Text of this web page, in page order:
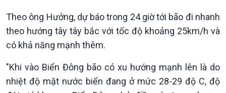
Sức sống hàng Việt
Khởi nghiệp
Tuyên chiến với gian lận
thương mại
Biển đảo Việt Nam
Tâm tình biên giới và hải
đảo
Theo ông Hưởng, dự báo trong 24 giờ tới bão đi nhanh
theo hướng tây tây bắc với tốc độ khoảng 25km/h và
có khả năng mạnh thêm.
"Khi vào Biển Đông bão có xu hướng mạnh lên là do
nhiệt độ mặt nước biển đang ở mức 28-29 độ C, độ